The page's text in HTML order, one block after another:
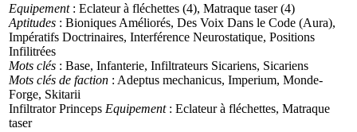
Equipement: Eclateur à fléchettes (4), Matraque taser (4)
Aptitudes : Bioniques Améliorés, Des Voix Dans le Code (Aura),
Impératifs Doctrinaires, Interférence Neurostatique, Positions
Infilitrées
Mots clés : Base, Infanterie, Infiltrateurs Sicariens, Sicariens
Mots clés de faction : Adeptus mechanicus, Imperium, Monde-
Forge, Skitarii
Infiltrator Princeps Equipement: Eclateur à fléchettes, Matraque
taser